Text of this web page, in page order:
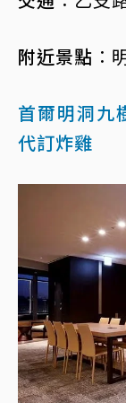
附近景點︰
首爾明洞九
代訂炸雞